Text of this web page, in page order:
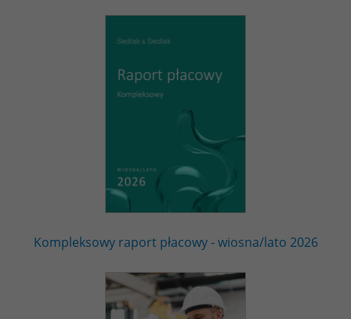
Kompleksowy raport płacowy - wiosna/lato 2026